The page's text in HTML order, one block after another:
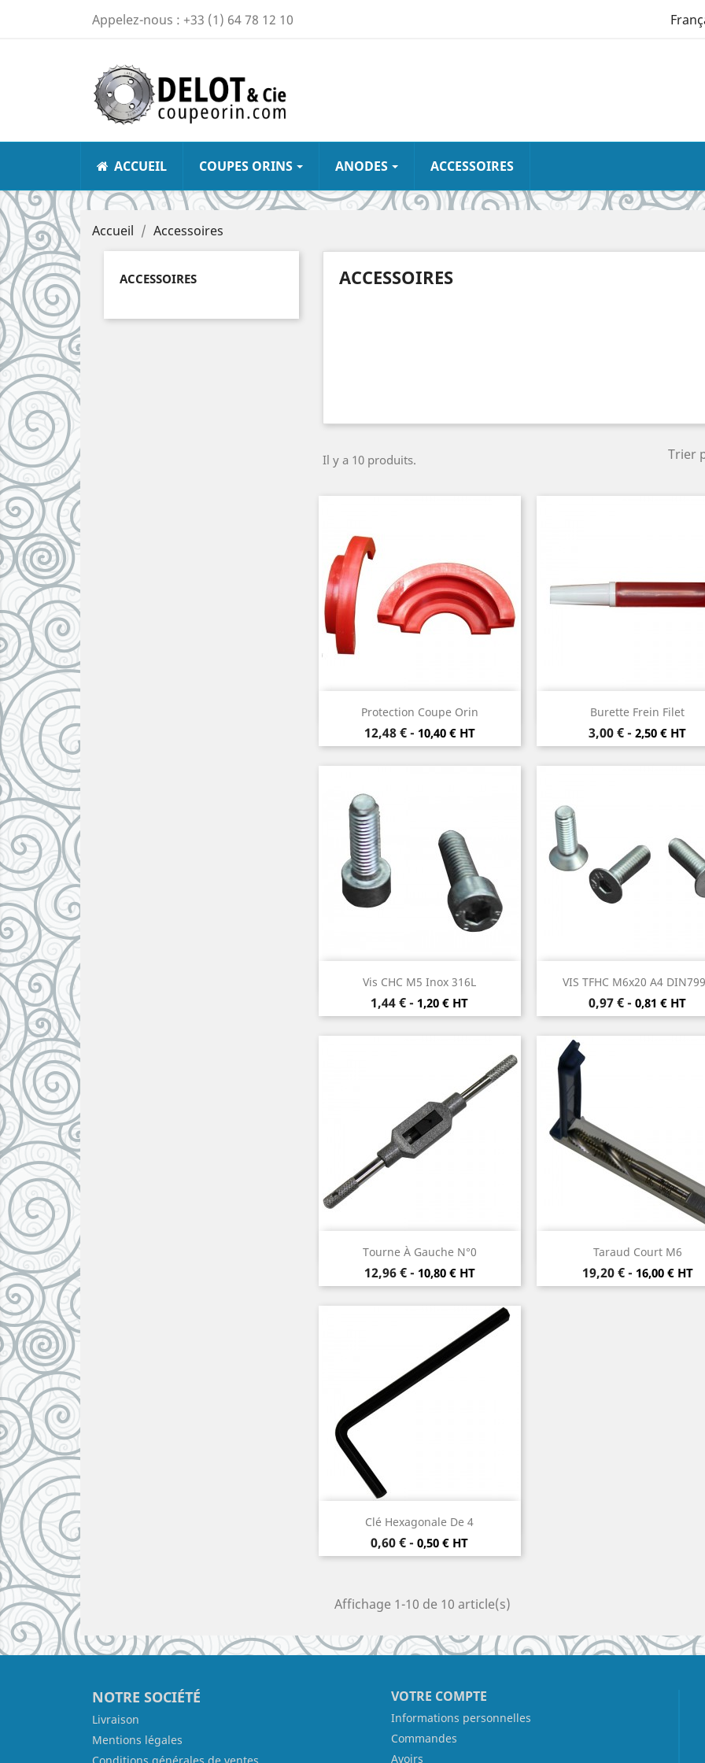
Appelez-nous : +33 (1) 64 78 12 10
ACCUEIL COUPES ORINS ANODES ACCESSOIRES
Accueil Accessoires
ACCESSOIRES ACCESSOIRES
Il y a 10 produits.
Trier
Protection Coupe Orin
Prix
12,48 € - 10,40 € HT
Aperçu rapide Burette Frein Filet
Prix
3,00 €- 2,50 € HT
Aperçu rapide
Vis CHC M5 Inox 316L
Prix
1,44 €- 1,20 € HT
Aperçu rapide VIS TFHC M6x20 A4
Prix
0,97 €- 0,81 € HT
Aperçu rapide
Tourne À Gauche N°0
Prix
12,96 € - 10,80 € HT
Aperçu rapide Taraud Court M6
Prix
19,20 € - 16,00 € HT
Aperçu rapide
Clé Hexagonale De 4
Prix
0,60 €- 0,50 € HT
 Aperçu rapide
Affichage 1-10 de 10 article(s)
NOTRE SOCIÉTÉ
Livraison
Mentions légales
Conditions générales de ventes
VOTRE COMPTE
Informations personnelles
Commandes
Avoirs